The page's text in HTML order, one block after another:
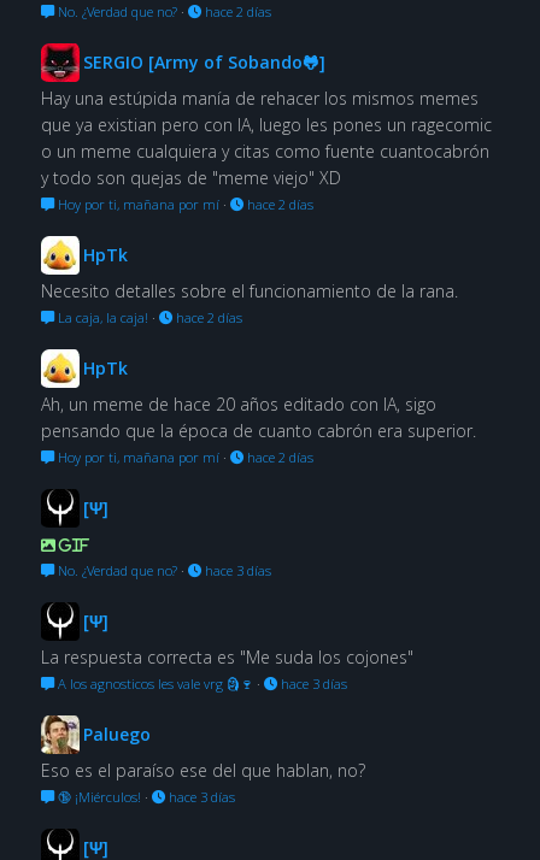
No. ¿Verdad que no?· hace 2 días
SERGIO [Army of Sobando🐸]
Hay una estúpida manía de rehacer los mismos memes
que ya existian pero con IA, luego les pones un ragecomic
o un meme cualquiera y citas como fuente cuantocabrón
y todo son quejas de "meme viejo" XD
Hoy por ti, mañana por mí· hace 2 días
HpTk
Necesito detalles sobre el funcionamiento de la rana.
La caja, la caja! · hace 2 días
HpTk
Ah, un meme de hace 20 años editado con IA, sigo
pensando que la época de cuanto cabrón era superior.
Hoy por ti, mañana por mí· hace 2 días
[Ψ]
GIF
No. ¿Verdad que no?· hace 3 días
[Ψ]
La respuesta correcta es "Me suda los cojones"
A los agnosticos les vale vrg 🗿🍷 · hace 3 días
Paluego
Eso es el paraíso ese del que hablan, no?
🔞 ¡Miérculos! · hace 3 días
[Ψ]